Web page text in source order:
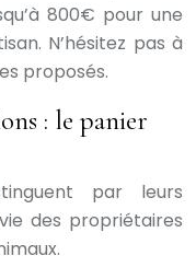
800€ pour une
N’hésitez pas à
proposés.
: le panier
par leurs
des propriétaires